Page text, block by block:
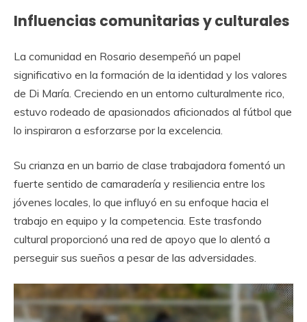
Influencias comunitarias y culturales
La comunidad en Rosario desempeñó un papel
significativo en la formación de la identidad y los valores
de Di María. Creciendo en un entorno culturalmente rico,
estuvo rodeado de apasionados aficionados al fútbol que
lo inspiraron a esforzarse por la excelencia.
Su crianza en un barrio de clase trabajadora fomentó un
fuerte sentido de camaradería y resiliencia entre los
jóvenes locales, lo que influyó en su enfoque hacia el
trabajo en equipo y la competencia. Este trasfondo
cultural proporcionó una red de apoyo que lo alentó a
perseguir sus sueños a pesar de las adversidades.